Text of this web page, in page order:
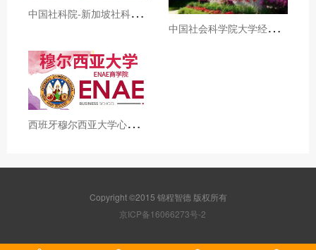
中
国社科院-新加坡社科大学全球战略领导力博士招生简章
中
国社会科学院大学经济学院国民经济学高级课程招生简章
西
班牙穆尔西亚大学心理学博士招生简章
Copyright ©2015 锦程智德 版权所有
京ICP备16066273号-2